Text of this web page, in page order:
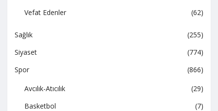
Vefat Edenler
(62)
Sağlık
(255)
Siyaset
(774)
Spor
(866)
Avcılık-Atıcılık
(29)
Basketbol
(7)